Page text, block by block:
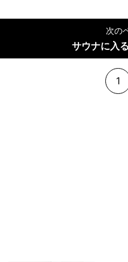
次の
サウナに入
1